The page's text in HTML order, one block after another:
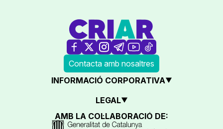
Contacta amb nosaltres
INFORMACIÓ CORPORATIVA
LEGAL
AMB LA COL·LABORACIÓ DE: